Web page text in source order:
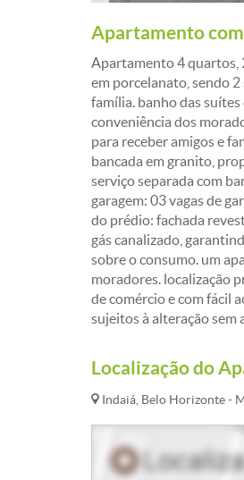
Apartamento
Apartamento 4 quartos,
em porcelanato, sendo
família. banho das
conveniência dos
para receber amigos e
bancada em granito,
serviço separada com
garagem: 03 vagas de
do prédio: fachada
gás canalizado,
sobre o consumo. um
moradores. localização
de comércio e com fácil
sujeitos à alteração sem
Localização do
Indaiá, Belo Horizonte -